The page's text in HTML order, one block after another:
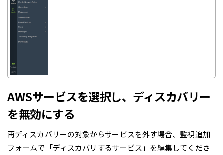
AWSサービスを選択し、ディスカバリー
を無効にする
再ディスカバリーの対象からサービスを外す場合、監視追加
フォームで「ディスカバリするサービス」を編集してくださ